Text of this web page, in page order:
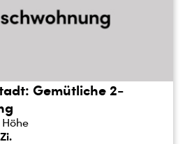
Gemütliche 2-